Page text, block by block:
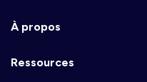
À propos
Ressources